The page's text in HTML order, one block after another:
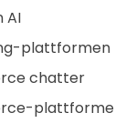
AI
plattformen
chatter